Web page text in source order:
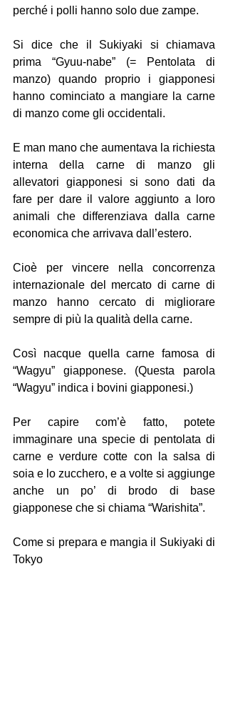
perché i polli hanno solo due zampe.
Si dice che il Sukiyaki si chiamava
prima “Gyuu-nabe” (= Pentolata di
manzo) quando proprio i giapponesi
hanno cominciato a mangiare la carne
di manzo come gli occidentali.
E man mano che aumentava la richiesta
interna della carne di manzo gli
allevatori giapponesi si sono dati da
fare per dare il valore aggiunto a loro
animali che differenziava dalla carne
economica che arrivava dall’estero.
Cioè per vincere nella concorrenza
internazionale del mercato di carne di
manzo hanno cercato di migliorare
sempre di più la qualità della carne.
Così nacque quella carne famosa di
“Wagyu” giapponese. (Questa parola
“Wagyu” indica i bovini giapponesi.)
Per capire com’è fatto, potete
immaginare una specie di pentolata di
carne e verdure cotte con la salsa di
soia e lo zucchero, e a volte si aggiunge
anche un po’ di brodo di base
giapponese che si chiama “Warishita”.
Come si prepara e mangia il Sukiyaki di
Tokyo